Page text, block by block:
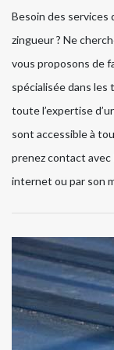
Besoin des services
zingueur ? Ne
vous proposons de
spécialisée dans les
toute l’expertise
sont accessible à
prenez contact avec
internet ou par son